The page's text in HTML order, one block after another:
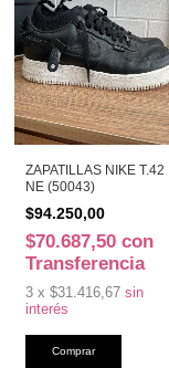
ZAPATILLAS NIKE T.42
NE (50043)
$94.250,00
$70.687,50 con
Transferencia
3 x $31.416,67 sin
interés